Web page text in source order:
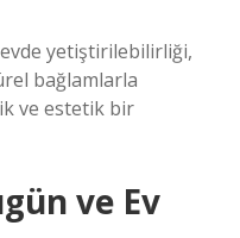
yetiştirilebilirliği,
bağlamlarla
ve estetik bir
ve Ev